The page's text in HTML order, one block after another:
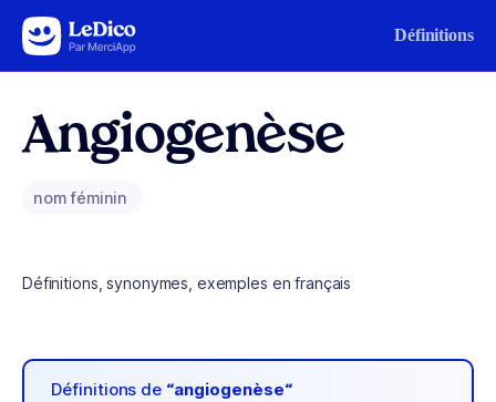
Aller au contenu Définitions
Angiogenèse
nom féminin
Définitions, synonymes, exemples en français
Définitions de “angiogenèse“